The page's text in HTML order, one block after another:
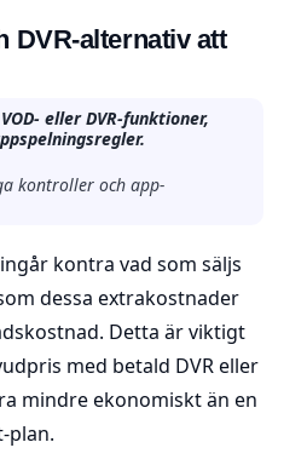
DVR-alternativ att
eller DVR-funktioner,
kontroller och app-
kontra vad som säljs
dessa extrakostnader
Detta är viktigt
med betald DVR eller
mindre ekonomiskt än en
plan.